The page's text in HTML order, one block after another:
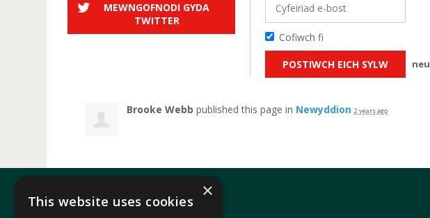
MEWNGOFNODI GYDA
TWITTER
Cofiwch fi
neu
Brooke Webb published this page in Newyddion 2 years ago
×
This website uses cookies